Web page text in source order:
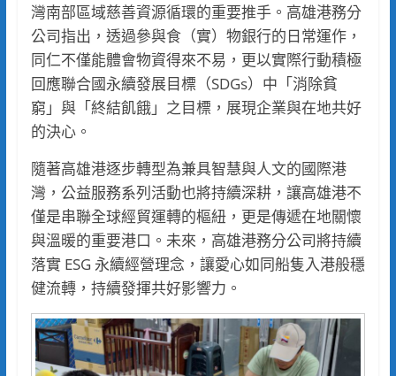
灣南部區域慈善資源循環的重要推手。高雄港務分
公司指出，透過參與食（實）物銀行的日常運作，
同仁不僅能體會物資得來不易，更以實際行動積極
回應聯合國永續發展目標（SDGs）中「消除貧
窮」與「終結飢餓」之目標，展現企業與在地共好
的決心。
隨著高雄港逐步轉型為兼具智慧與人文的國際港
灣，公益服務系列活動也將持續深耕，讓高雄港不
僅是串聯全球經貿運轉的樞紐，更是傳遞在地關懷
與溫暖的重要港口。未來，高雄港務分公司將持續
落實 ESG 永續經營理念，讓愛心如同船隻入港般穩
健流轉，持續發揮共好影響力。